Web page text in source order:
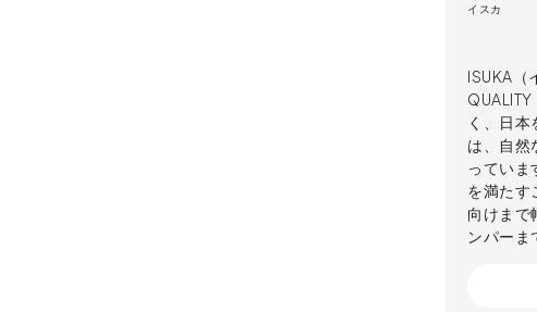
イスカ
ISUKA（
く、日本
は、自然
っていま
を満たす
向けまで
ンパーま